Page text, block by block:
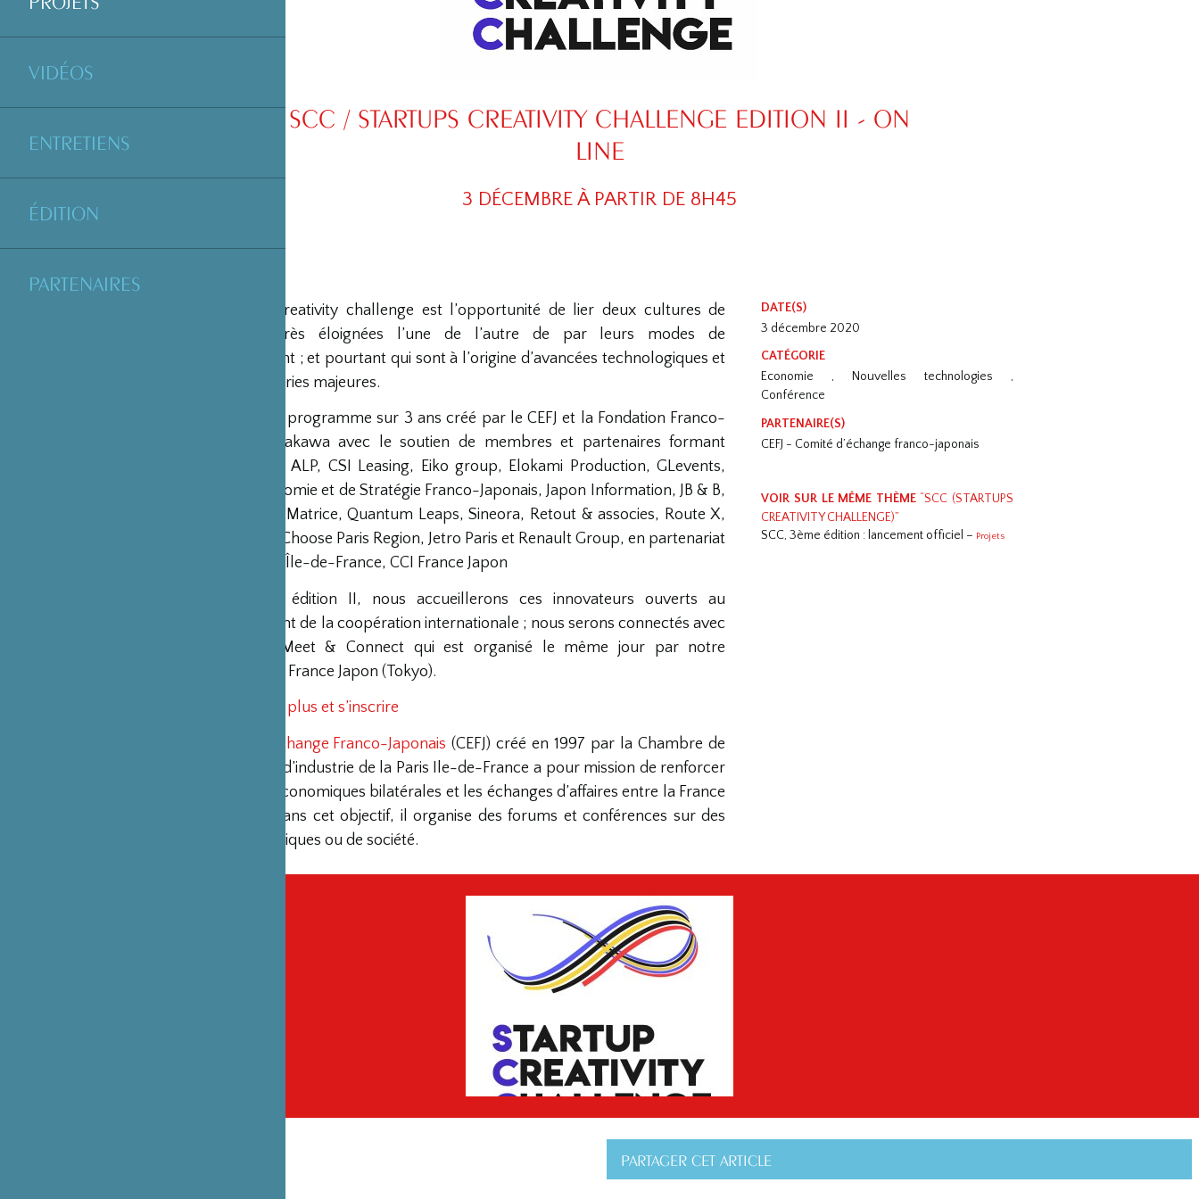
VIDÉOS
ENTRETIENS
ÉDITION
PARTENAIRES
SCC / STARTUPS CREATIVITY CHALLENGE EDITION II - ON
LINE
3 DÉCEMBRE À PARTIR DE 8H45
Le start-up creativity challenge est l’opportunité de lier deux cultures de
l’innovation très éloignées l’une de l’autre de par leurs modes de
fonctionnement ; et pourtant qui sont à l’origine d’avancées technologiques et
de success stories majeures.
Le SCC est un programme sur 3 ans créé par le CEFJ et la Fondation Franco-
Japonaise Sasakawa avec le soutien de membres et partenaires formant
l’équipe SCC : ALP, CSI Leasing, Eiko group, Elokami Production, GLevents,
Institut d’Economie et de Stratégie Franco-Japonais, Japon Information, JB & B,
Lookyouread, Matrice, Quantum Leaps, Sineora, Retout & associes, Route X,
supporté par Choose Paris Region, Jetro Paris et Renault Group, en partenariat
avec CCI Paris Île-de-France, CCI France Japon
Pour le SCC édition II, nous accueillerons ces innovateurs ouverts au
développement de la coopération internationale ; nous serons connectés avec
l’évènement Meet & Connect qui est organisé le même jour par notre
partenaire CCI France Japon (Tokyo).
Pour en savoir plus et s’inscrire
Le Comité d’Echange Franco-Japonais (CEFJ) créé en 1997 par la Chambre de
commerce et d’industrie de la Paris Ile-de-France a pour mission de renforcer
les relations économiques bilatérales et les échanges d’affaires entre la France
et le Japon. Dans cet objectif, il organise des forums et conférences sur des
sujets économiques ou de société.
DATE(S)
3 décembre 2020
CATÉGORIE
Economie , Nouvelles technologies ,
Conférence
PARTENAIRE(S)
CEFJ - Comité d’échange franco-japonais
VOIR SUR LE MÊME THÈME“SCC (STARTUPS
CREATIVITY CHALLENGE)”
SCC, 3ème édition : lancement officiel – Projets
PARTAGER CET ARTICLE